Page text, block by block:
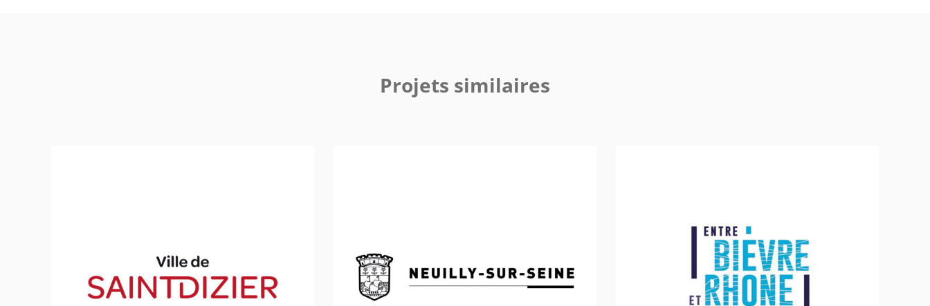
Projets similaires
Ville de Saint-Dizier Ville de Neuilly-sur-Seine
Communauté de Communes entre Bièvre et
Rhône